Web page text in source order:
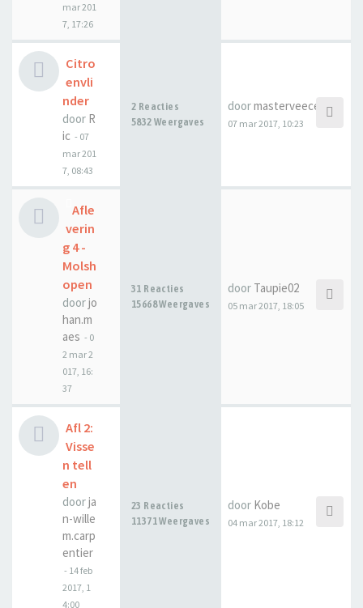
mar 201
7, 17:26
Citro
envli
nder
door R
ic - 07
mar 201
7, 08:43
2 Reacties
5832 Weergaves
doormasterveecee
07 mar 2017, 10:23
Afle
verin
g 4 -
Molsh
open
doorjo
han.m
aes - 0
2 mar 2
017, 16:
37
31 Reacties
15668 Weergaves
door Taupie02
05 mar 2017, 18:05
Afl 2:
Visse
n tell
en
doorja
n-wille
m.carp
entier
- 14 feb
2017, 1
4:00
23 Reacties
11371 Weergaves
door Kobe
04 mar 2017, 18:12